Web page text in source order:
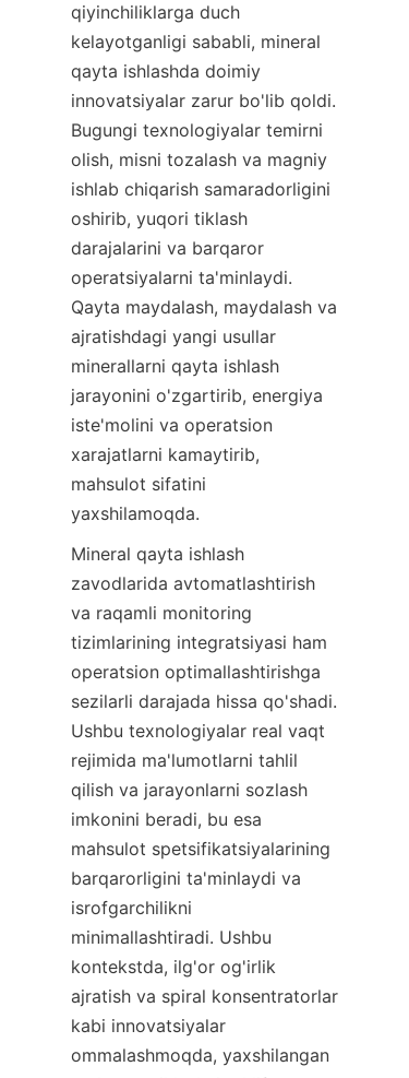
qiyinchiliklarga duch
kelayotganligi sababli, mineral
qayta ishlashda doimiy
innovatsiyalar zarur bo'lib qoldi.
Bugungi texnologiyalar temirni
olish, misni tozalash va magniy
ishlab chiqarish samaradorligini
oshirib, yuqori tiklash
darajalarini va barqaror
operatsiyalarni ta'minlaydi.
Qayta maydalash, maydalash va
ajratishdagi yangi usullar
minerallarni qayta ishlash
jarayonini o'zgartirib, energiya
iste'molini va operatsion
xarajatlarni kamaytirib,
mahsulot sifatini
yaxshilamoqda.
Mineral qayta ishlash
zavodlarida avtomatlashtirish
va raqamli monitoring
tizimlarining integratsiyasi ham
operatsion optimallashtirishga
sezilarli darajada hissa qo'shadi.
Ushbu texnologiyalar real vaqt
rejimida ma'lumotlarni tahlil
qilish va jarayonlarni sozlash
imkonini beradi, bu esa
mahsulot spetsifikatsiyalarining
barqarorligini ta'minlaydi va
isrofgarchilikni
minimallashtiradi. Ushbu
kontekstda, ilg'or og'irlik
ajratish va spiral konsentratorlar
kabi innovatsiyalar
ommalashmoqda, yaxshilangan